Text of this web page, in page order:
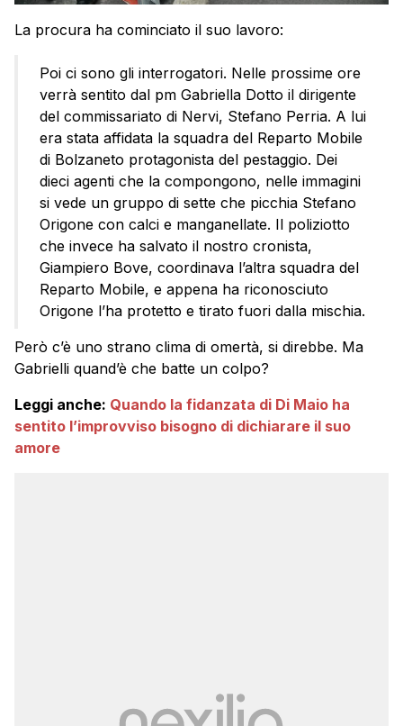
La procura ha cominciato il suo lavoro:
Poi ci sono gli interrogatori. Nelle prossime ore
verrà sentito dal pm Gabriella Dotto il dirigente
del commissariato di Nervi, Stefano Perria. A lui
era stata affidata la squadra del Reparto Mobile
di Bolzaneto protagonista del pestaggio. Dei
dieci agenti che la compongono, nelle immagini
si vede un gruppo di sette che picchia Stefano
Origone con calci e manganellate. Il poliziotto
che invece ha salvato il nostro cronista,
Giampiero Bove, coordinava l’altra squadra del
Reparto Mobile, e appena ha riconosciuto
Origone l’ha protetto e tirato fuori dalla mischia.
Però c’è uno strano clima di omertà, si direbbe. Ma
Gabrielli quand’è che batte un colpo?
Leggi anche: Quando la fidanzata di Di Maio ha
sentito l’improvviso bisogno di dichiarare il suo
amore